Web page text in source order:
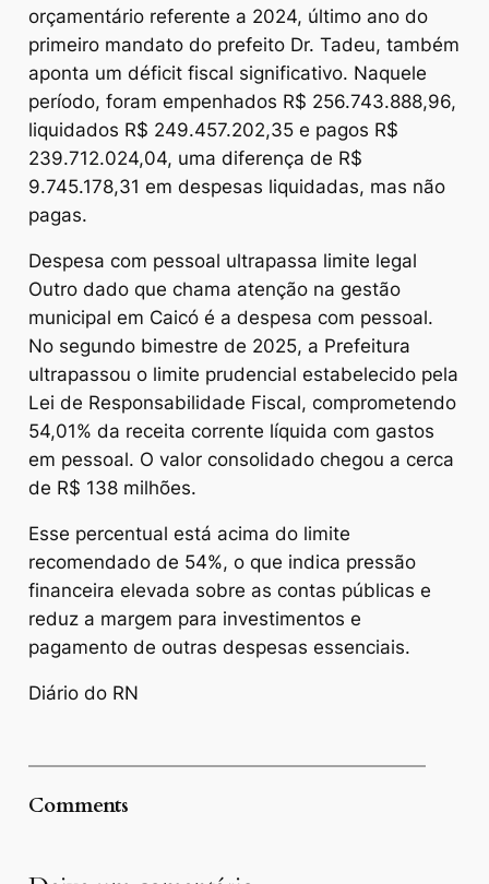
orçamentário referente a 2024, último ano do
primeiro mandato do prefeito Dr. Tadeu, também
aponta um déficit fiscal significativo. Naquele
período, foram empenhados R$ 256.743.888,96,
liquidados R$ 249.457.202,35 e pagos R$
239.712.024,04, uma diferença de R$
9.745.178,31 em despesas liquidadas, mas não
pagas.
Despesa com pessoal ultrapassa limite legal
Outro dado que chama atenção na gestão
municipal em Caicó é a despesa com pessoal.
No segundo bimestre de 2025, a Prefeitura
ultrapassou o limite prudencial estabelecido pela
Lei de Responsabilidade Fiscal, comprometendo
54,01% da receita corrente líquida com gastos
em pessoal. O valor consolidado chegou a cerca
de R$ 138 milhões.
Esse percentual está acima do limite
recomendado de 54%, o que indica pressão
financeira elevada sobre as contas públicas e
reduz a margem para investimentos e
pagamento de outras despesas essenciais.
Diário do RN
Comments